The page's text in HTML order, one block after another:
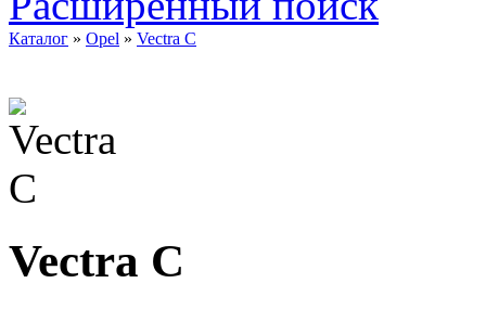
Каталог » Opel » Vectra C
Vectra C